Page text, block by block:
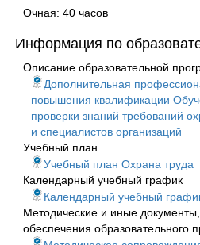
Очная: 40 часов
Информация по
Описание образовательной
Дополнительная
повышения квалификации
проверки знаний требований
и специалистов организаций
Учебный план
Учебный план Охрана труда
Календарный учебный график
Календарный учебный
Методические и иные
обеспечения образовательного